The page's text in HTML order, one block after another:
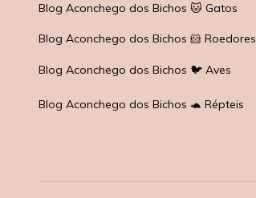
Blog Aconchego dos Bichos 🐱 Gatos
Blog Aconchego dos Bichos 🐹 Roedores
Blog Aconchego dos Bichos 🐦 Aves
Blog Aconchego dos Bichos 🐢 Répteis